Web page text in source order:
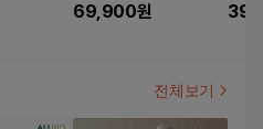
절임2+고추장장아찌1
69,900원
1팩
전체보기